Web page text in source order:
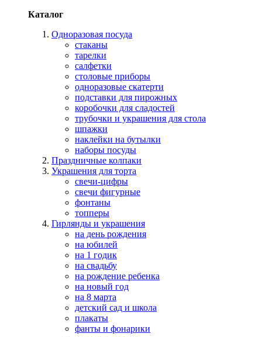
Каталог
Одноразовая посуда
стаканы
тарелки
салфетки
столовые приборы
одноразовые скатерти
подставки для пирожных
коробочки для сладостей
трубочки и украшения для стола
шпажки
наклейки на бутылки
наборы посуды
Праздничные колпаки
Украшения для торта
свечи-цифры
свечи фигурные
фонтаны
топперы
Гирлянды и украшения
на день рождения
на юбилей
на 1 годик
на свадьбу
на рождение ребенка
на новый год
на 8 марта
детский сад и школа
плакаты
фанты и фонарики